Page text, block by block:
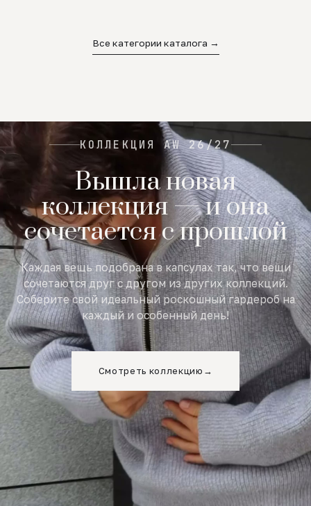
Все категории каталога →
КОЛЛЕКЦИЯ AW 26/27
Вышла новая
коллекция — и она
сочетается с прошлой
Каждая вещь подобрана в капсулах так, что вещи
сочетаются друг с другом из других коллекций.
Соберите свой идеальный роскошный гардероб на
каждый и особенный день!
Смотреть коллекцию →